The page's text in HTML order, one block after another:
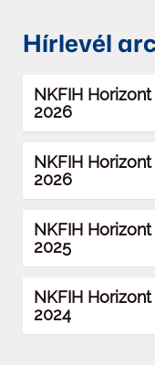
Hírlevél
NKFIH
2026
NKFIH
2026
NKFIH
2025
NKFIH
2024